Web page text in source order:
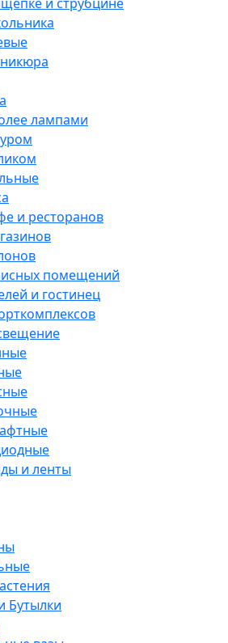
лампами
и ресторанов
помещений
и гостинец
и ленты
Бутылки